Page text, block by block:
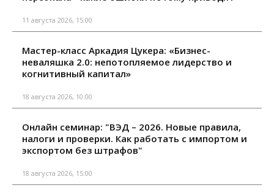
11 августа 2026, 15:00
Мастер-класс Аркадия Цукера: «Бизнес-
неваляшка 2.0: непотопляемое лидерство и
когнитивный капитал»
18 августа 2026, 10:00
Онлайн семинар: "ВЭД – 2026. Новые правила,
налоги и проверки. Как работать с импортом и
экспортом без штрафов"
18 августа 2026, 15:00